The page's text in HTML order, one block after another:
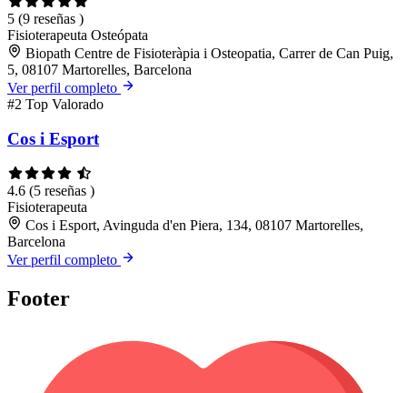
5 (9 reseñas )
Fisioterapeuta Osteópata
Biopath Centre de Fisioteràpia i Osteopatia, Carrer de Can Puig,
5, 08107 Martorelles, Barcelona
Ver perfil completo
#2 Top Valorado
Cos i Esport
4.6 (5 reseñas )
Fisioterapeuta
Cos i Esport, Avinguda d'en Piera, 134, 08107 Martorelles,
Barcelona
Ver perfil completo
Footer